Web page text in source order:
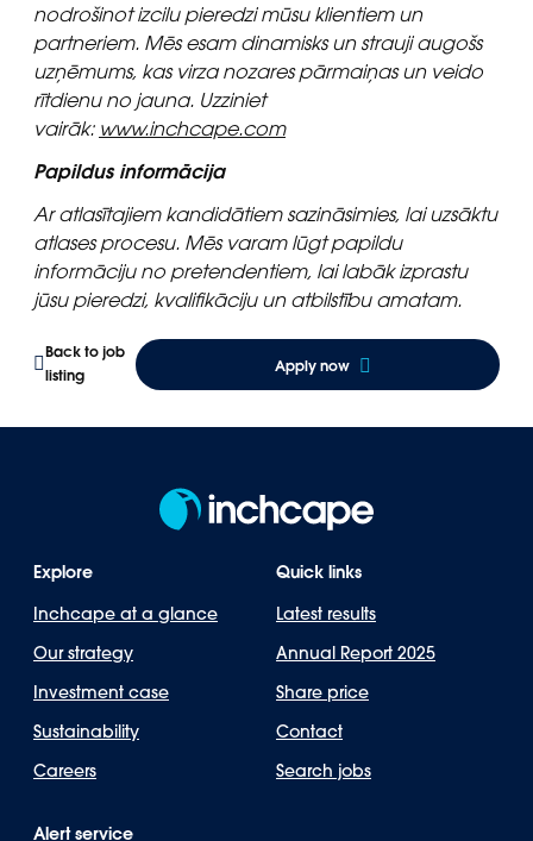
nodrošinot izcilu pieredzi mūsu klientiem un
partneriem. Mēs esam dinamisks un strauji augošs
uzņēmums, kas virza nozares pārmaiņas un veido
rītdienu no jauna. Uzziniet
vairāk: www.inchcape.com
Papildus informācija
Ar atlasītajiem kandidātiem sazināsimies, lai uzsāktu
atlases procesu. Mēs varam lūgt papildu
informāciju no pretendentiem, lai labāk izprastu
jūsu pieredzi, kvalifikāciju un atbilstību amatam.
Back to job
listing
Apply now
Explore
Inchcape at a glance
Our strategy
Investment case
Sustainability
Careers
Quick links
Latest results
Annual Report 2025
Share price
Contact
Search jobs
Alert service